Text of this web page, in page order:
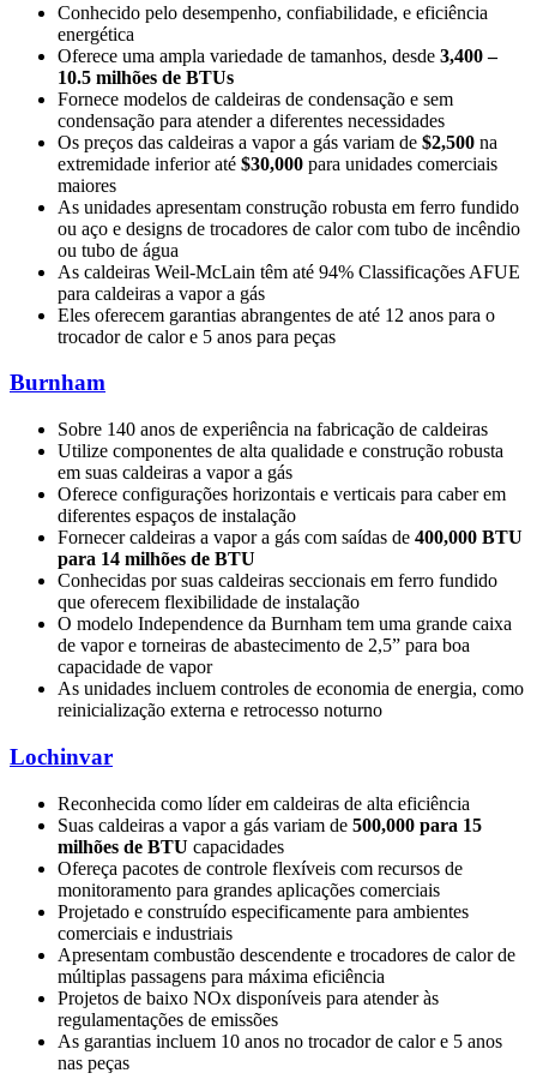
Conhecido pelo desempenho, confiabilidade, e eficiência
energética
Oferece uma ampla variedade de tamanhos, desde 3,400 –
10.5 milhões de BTUs
Fornece modelos de caldeiras de condensação e sem
condensação para atender a diferentes necessidades
Os preços das caldeiras a vapor a gás variam de $2,500 na
extremidade inferior até $30,000 para unidades comerciais
maiores
As unidades apresentam construção robusta em ferro fundido
ou aço e designs de trocadores de calor com tubo de incêndio
ou tubo de água
As caldeiras Weil-McLain têm até 94% Classificações AFUE
para caldeiras a vapor a gás
Eles oferecem garantias abrangentes de até 12 anos para o
trocador de calor e 5 anos para peças
Burnham
Sobre 140 anos de experiência na fabricação de caldeiras
Utilize componentes de alta qualidade e construção robusta
em suas caldeiras a vapor a gás
Oferece configurações horizontais e verticais para caber em
diferentes espaços de instalação
Fornecer caldeiras a vapor a gás com saídas de 400,000 BTU
para 14 milhões de BTU
Conhecidas por suas caldeiras seccionais em ferro fundido
que oferecem flexibilidade de instalação
O modelo Independence da Burnham tem uma grande caixa
de vapor e torneiras de abastecimento de 2,5” para boa
capacidade de vapor
As unidades incluem controles de economia de energia, como
reinicialização externa e retrocesso noturno
Lochinvar
Reconhecida como líder em caldeiras de alta eficiência
Suas caldeiras a vapor a gás variam de 500,000 para 15
milhões de BTU capacidades
Ofereça pacotes de controle flexíveis com recursos de
monitoramento para grandes aplicações comerciais
Projetado e construído especificamente para ambientes
comerciais e industriais
Apresentam combustão descendente e trocadores de calor de
múltiplas passagens para máxima eficiência
Projetos de baixo NOx disponíveis para atender às
regulamentações de emissões
As garantias incluem 10 anos no trocador de calor e 5 anos
nas peças